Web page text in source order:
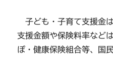
子ども・子育て支援金
支援金額や保険料率など
ぽ・健康保険組合等、国